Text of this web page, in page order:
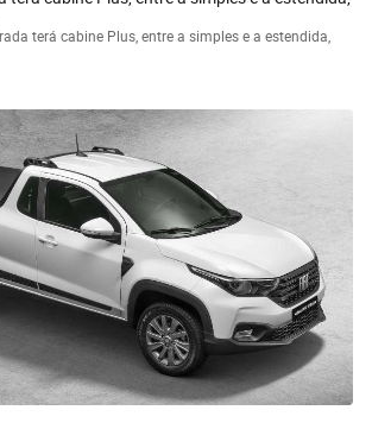
terá cabine Plus, entre a simples e a estendida,